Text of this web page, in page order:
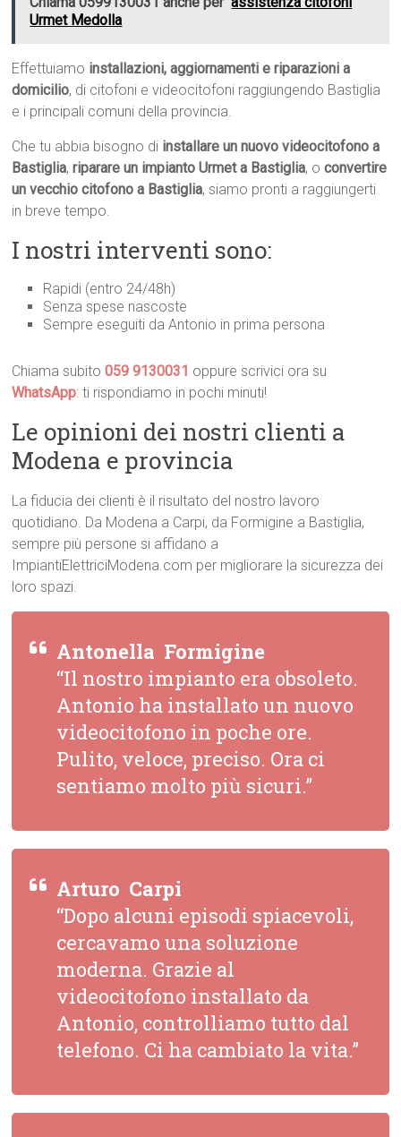
Urmet Medolla
Effettuiamo installazioni, aggiornamenti e riparazioni a
domicilio, di citofoni e videocitofoni raggiungendo Bastiglia
e i principali comuni della provincia.
Che tu abbia bisogno di installare un nuovo videocitofono a
Bastiglia,riparare un impianto Urmet a Bastiglia, oconvertire
un vecchio citofono a Bastiglia, siamo pronti a raggiungerti
in breve tempo.
I nostri interventi sono:
Rapidi (entro 24/48h)
Senza spese nascoste
Sempre eseguiti da Antonio in prima persona
Chiama subito059 9130031 oppure scrivici ora su
WhatsApp: ti rispondiamo in pochi minuti!
Le opinioni dei nostri clienti a
Modena e provincia
La fiducia dei clienti è il risultato del nostro lavoro
quotidiano. Da Modena a Carpi, da Formigine a Bastiglia,
sempre più persone si affidano a
ImpiantiElettriciModena.com per migliorare la sicurezza dei
loro spazi.
Antonella  Formigine
“Il nostro impianto era obsoleto.
Antonio ha installato un nuovo
videocitofono in poche ore.
Pulito, veloce, preciso. Ora ci
sentiamo molto più sicuri.”
Arturo  Carpi
“Dopo alcuni episodi spiacevoli,
cercavamo una soluzione
moderna. Grazie al
videocitofono installato da
Antonio, controlliamo tutto dal
telefono. Ci ha cambiato la vita.”